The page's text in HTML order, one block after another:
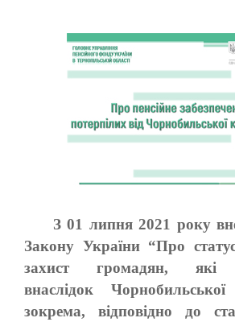
З 01 липня 2021 року
Закону України “Про
захист громадян, які
внаслідок
зокрема, відповідно до